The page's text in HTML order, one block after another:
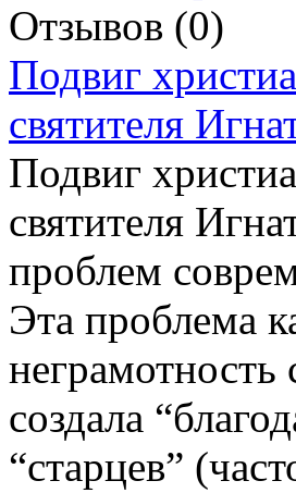
Отзывов (0)
Подвиг
святителя
Подвиг
святителя
проблем
Эта проблема
неграмотность
создала
“старцев”